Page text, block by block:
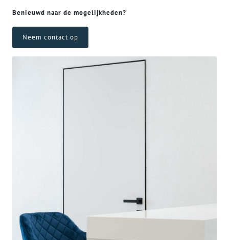
Benieuwd naar de mogelijkheden?
Neem contact op